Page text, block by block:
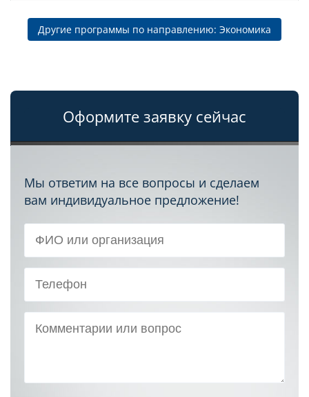
Другие программы по направлению: Экономика
Оформите заявку сейчас
Мы ответим на все вопросы и сделаем
вам индивидуальное предложение!